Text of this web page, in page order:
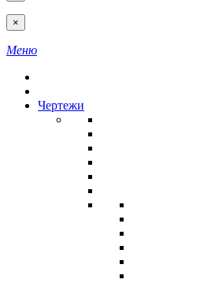
×
Меню
Чертежи